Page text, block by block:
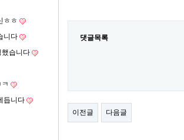
ㅎㅎ
니다
했습니다
듭니다
댓글목록
이전글 다음글